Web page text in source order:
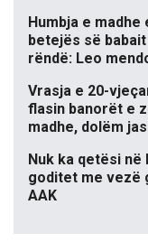
Humbja e
betejës së
rëndë: Leo
Vrasja e 20-
flasin banorët e
madhe, dolëm
Nuk ka qetësi
goditet me vezë
AAK